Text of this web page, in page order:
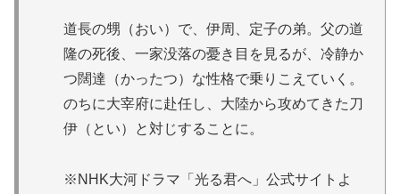
道長の甥（おい）で、伊周、定子の弟。父の道
隆の死後、一家没落の憂き目を見るが、冷静か
つ闊達（かったつ）な性格で乗りこえていく。
のちに大宰府に赴任し、大陸から攻めてきた刀
伊（とい）と対じすることに。
※NHK大河ドラマ「光る君へ」公式サイトよ